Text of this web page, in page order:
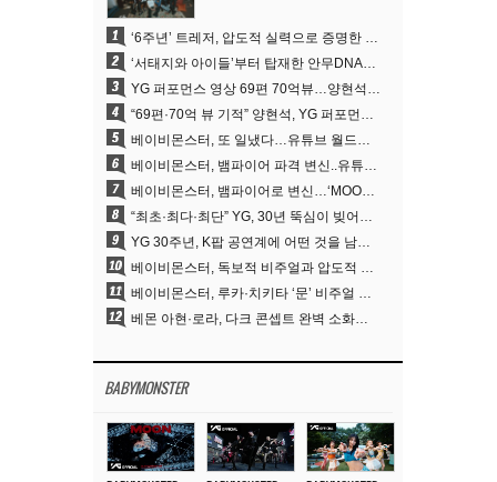
1 ‘6주년’ 트레저, 압도적 실력으로 증명한 ‘YG의 보물’ 진가
2 ‘서태지와 아이들’부터 탑재한 안무DNA…양현석, YG 퍼포먼스 비디오 70억 뷰 신화의 시작
3 YG 퍼포먼스 영상 69편 70억뷰…양현석 제작 철학 통했다
4 “69편·70억 뷰 기적” 양현석, YG 퍼포먼스 비디오 100% 직접 만든 이유
5 베이비몬스터, 또 일냈다…유튜브 월드와이드 1위
6 베이비몬스터, 뱀파이어 파격 변신..유튜브 트렌딩 1위 직행
7 베이비몬스터, 뱀파이어로 변신…‘MOON’으로 찍은 3개월 프로젝트
8 “최초·최다·최단” YG, 30년 뚝심이 빚어낸 K팝 투어의 새 지평
9 YG 30주년, K팝 공연계에 어떤 것을 남겼나
10 베이비몬스터, 독보적 비주얼과 압도적 소화력..’MOON’
11 베이비몬스터, 루카·치키타 ‘문’ 비주얼 공개…절제된 카리스마·유니크 비주얼
12 베몬 아현·로라, 다크 콘셉트 완벽 소화…’문’ 비주얼 포토 공개
BABYMONSTER